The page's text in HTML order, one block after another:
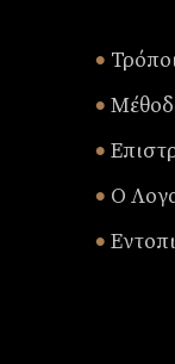
•
•
•
• Ο
•